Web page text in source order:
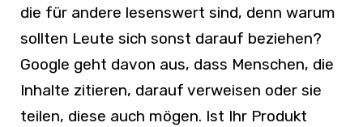
die für andere lesenswert sind, denn warum
sollten Leute sich sonst darauf beziehen?
Google geht davon aus, dass Menschen, die
Inhalte zitieren, darauf verweisen oder sie
teilen, diese auch mögen. Ist Ihr Produkt